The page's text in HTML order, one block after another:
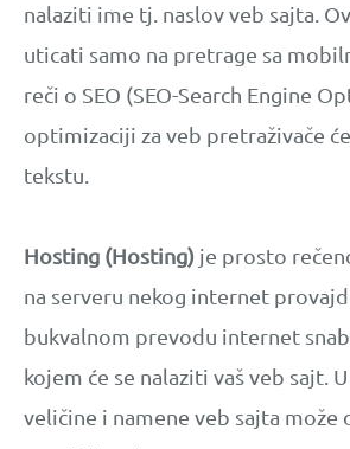
nalaziti ime tj. naslov veb sajta.
uticati samo na pretrage sa
reči o SEO (SEO-Search Engine
optimizaciji za veb pretraživače
tekstu.
Hosting (Hosting) je prosto
na serveru nekog internet
bukvalnom prevodu internet
kojem će se nalaziti vaš veb sajt.
veličine i namene veb sajta može